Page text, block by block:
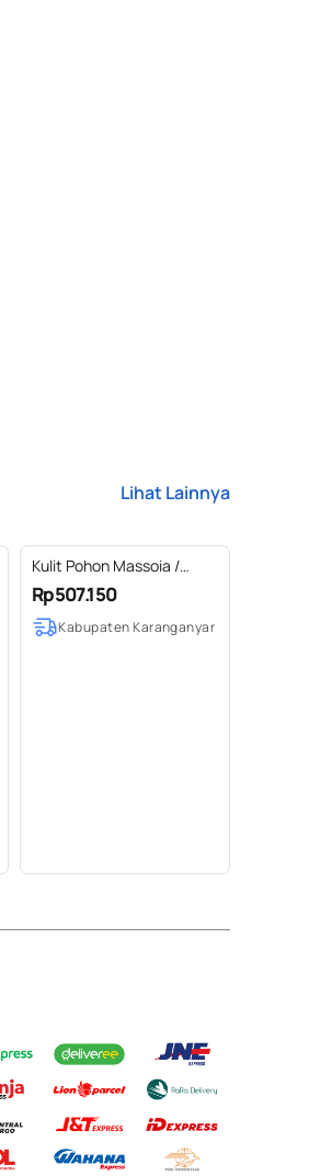
Lihat Lainnya
Kulit Pohon Massoia /
Massoia Bark Essential Oil
100% Pure (50-100 ml)
Rp507.150
Kabupaten Karanganyar